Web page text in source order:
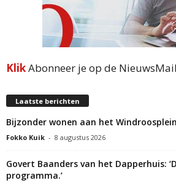
KlikAbonneer je op de NieuwsMail
Laatste berichten
Bijzonder wonen aan het Windroosplein
Fokko Kuik - 8 augustus 2026
Govert Baanders van het Dapperhuis:
programma.’